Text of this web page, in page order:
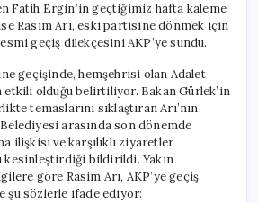
Fatih Ergin’in geçtiğimiz hafta kaleme
Rasim Arı, eski partisine dönmek için
geçiş dilekçesini AKP’ye sundu.
geçişinde, hemşehrisi olan Adalet
etkili olduğu belirtiliyor. Bakan Gürlek’in
temaslarını sıklaştıran Arı’nın,
arasında son dönemde
ilişkisi ve karşılıklı ziyaretler
kesinleştirdiği bildirildi. Yakın
göre Rasim Arı, AKP’ye geçiş
şu sözlerle ifade ediyor: